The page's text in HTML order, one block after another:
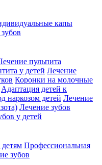
капы
пульпита
у детей Лечение
Коронки на молочные
Адаптация детей к
наркозом детей Лечение
Лечение зубов
у детей
детям Профессиональная
зубов